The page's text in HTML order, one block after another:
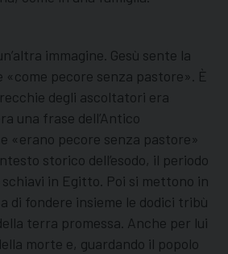
immagine. Gesù sente la
pecore senza pastore». È
degli ascoltatori era
una frase dell’Antico
«erano pecore senza pastore»
storico dell’esodo, il periodo
in Egitto. Poi si mettono in
di fondere insieme le dodici tribù
terra promessa. Anche per lui
morte e, guardando il popolo